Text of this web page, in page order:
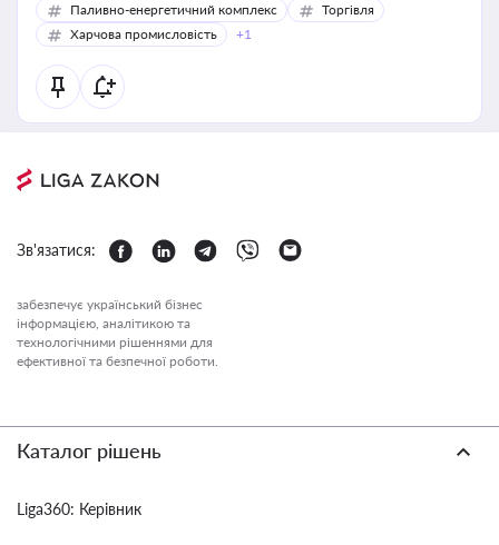
Паливно-енергетичний комплекс
Торгівля
Харчова промисловість
+1
Зв'язатися:
забезпечує український бізнес
інформацією, аналітикою та
технологічними рішеннями для
ефективної та безпечної роботи.
Каталог рішень
Liga360: Керівник